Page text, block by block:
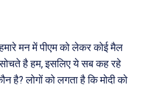
मन में पीएम को लेकर कोई मैल
है हम, इसलिए ये सब कह रहे
लोगों को लगता है कि मोदी को